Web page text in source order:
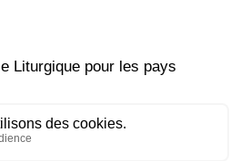
hommes leurs fautes,
pardonnera aussi.
pas aux hommes,
pas vos fautes. »
Dieu.